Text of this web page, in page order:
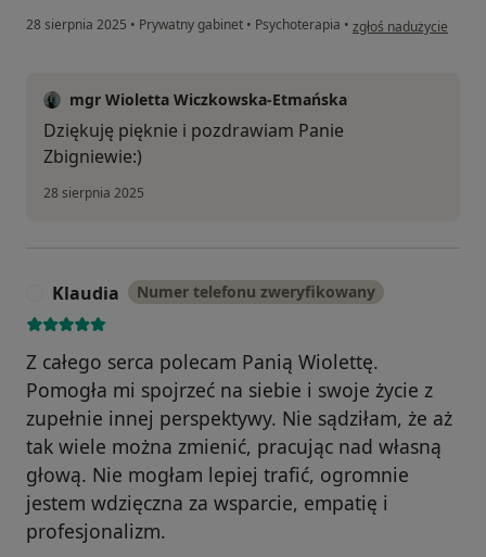
28 sierpnia 2025 • Prywatny gabinet • Psychoterapia • w opinii użytkownika
zgłoś nadużycie
mgr Wioletta Wiczkowska-Etmańska
Dziękuję pięknie i pozdrawiam Panie
Zbigniewie:)
28 sierpnia 2025
Klaudia Numer telefonu zweryfikowany
Z całego serca polecam Panią Wiolettę.
Pomogła mi spojrzeć na siebie i swoje życie z
zupełnie innej perspektywy. Nie sądziłam, że aż
tak wiele można zmienić, pracując nad własną
głową. Nie mogłam lepiej trafić, ogromnie
jestem wdzięczna za wsparcie, empatię i
profesjonalizm.